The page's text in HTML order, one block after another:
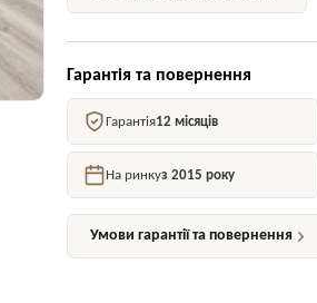
Гарантія та повернення
Гарантія12 місяців
На ринкуз 2015 року
Умови гарантії та повернення